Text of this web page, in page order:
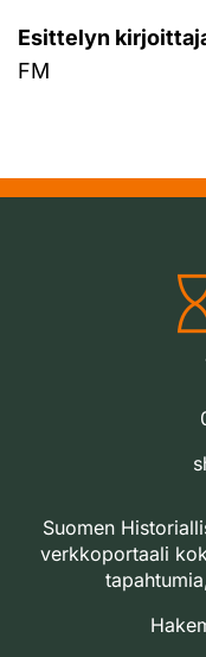
Esittelyn
FM
Suomen
verkkoportaali